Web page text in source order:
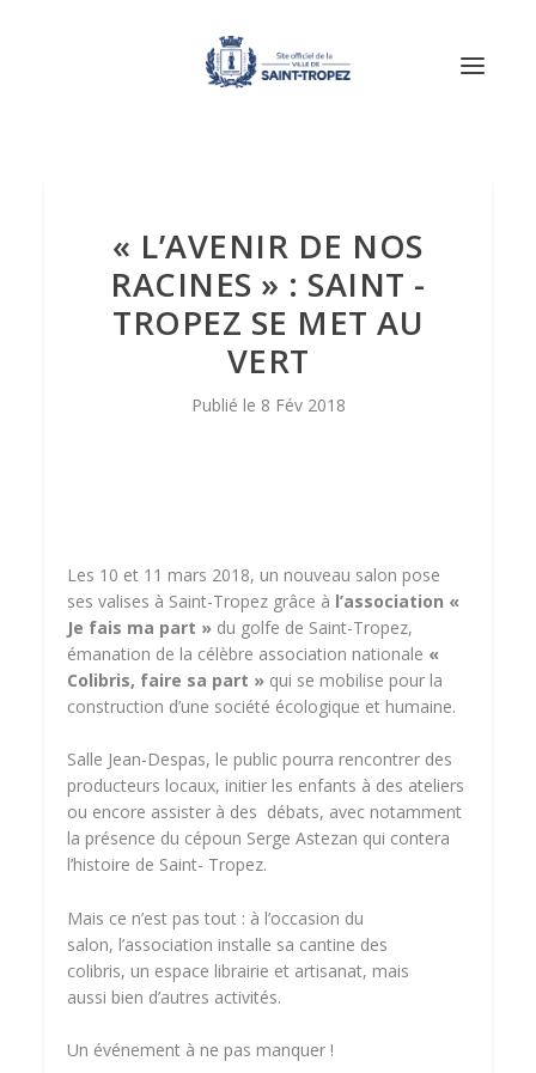
« L’AVENIR DE NOS
RACINES » : SAINT -
TROPEZ SE MET AU
VERT
8 Fév 2018
Les 10 et 11 mars 2018, un nouveau salon pose
ses valises à Saint-Tropez grâce à l’association «
Je fais ma part » du golfe de Saint-Tropez,
émanation de la célèbre association nationale «
Colibris, faire sa part » qui se mobilise pour la
construction d’une société écologique et humaine.
Salle Jean-Despas, le public pourra rencontrer des
producteurs locaux, initier les enfants à des ateliers
ou encore assister à des débats, avec notamment
la présence du cépoun Serge Astezan qui contera
l’histoire de Saint- Tropez.
Mais ce n’est pas tout : à l’occasion du
salon, l’association installe sa cantine des
colibris, un espace librairie et artisanat, mais
aussi bien d’autres activités.
Un événement à ne pas manquer !